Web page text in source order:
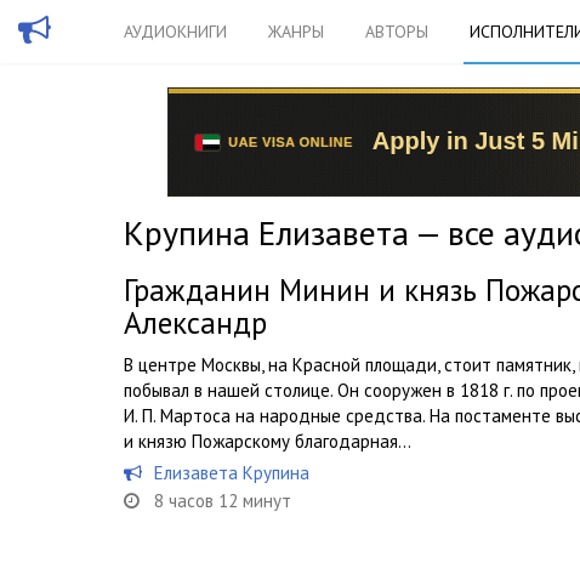
АУДИОКНИГИ ЖАНРЫ АВТОРЫ
Крупина Елизавета — все
Гражданин Минин и князь
Александр
В центре Москвы, на Красной площади, стоит
побывал в нашей столице. Он сооружен в 1818 г. по
И. П. Мартоса на народные средства. На постаменте
и князю Пожарскому благодарная...
Елизавета Крупина
8 часов 12 минут